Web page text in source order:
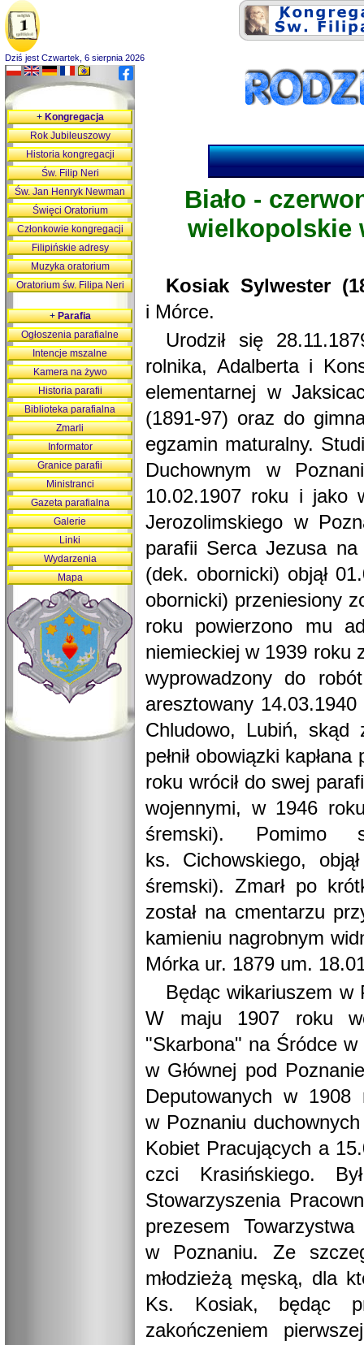
Dziś jest Czwartek, 6 sierpnia 2026
Biało -
wielkopolskie
Kosiak Sylwester
i Mórce.
Urodził się
rolnika, Adalberta i
elementarnej w
(1891-97) oraz do
egzamin maturalny.
Duchownym w
10.02.1907 roku i jako
Jerozolimskiego w
parafii Serca Jezusa
(dek. obornicki) objął
obornicki) przeniesiony
roku powierzono mu
niemieckiej w 1939 roku
wyprowadzony do
aresztowany
Chludowo, Lubiń, skąd
pełnił obowiązki
roku wrócił do swej
wojennymi, w 1946
śremski). Pomimo
ks. Cichowskiego,
śremski). Zmarł po
został na cmentarzu
kamieniu nagrobnym
Mórka ur. 1879 um.
Będąc wikariuszem w
W maju 1907 roku
"Skarbona" na Śródce w
w Głównej pod
Deputowanych w 1908
w Poznaniu
Kobiet Pracujących a
czci Krasińskiego.
Stowarzyszenia
prezesem
w Poznaniu. Ze
młodzieżą męską, dla
Ks. Kosiak, będąc
zakończeniem
+Kongregacja
Rok Jubileuszowy
Historia kongregacji
Św. Filip Neri
Św. Jan Henryk Newman
Święci Oratorium
Członkowie kongregacji
Filipińskie adresy
Muzyka oratorium
Oratorium św. Filipa Neri
+Parafia
Ogłoszenia parafialne
Intencje mszalne
Kamera na żywo
Historia parafii
Biblioteka parafialna
Zmarli
Informator
Granice parafii
Ministranci
Gazeta parafialna
Galerie
Linki
Wydarzenia
Mapa